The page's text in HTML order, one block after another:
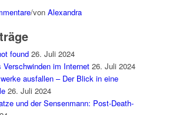
/von Alexandra
found 26. Juli 2024
im Internet 26. Juli 2024
ausfallen – Der Blick in eine
26. Juli 2024
und der Sensenmann: Post-Death-